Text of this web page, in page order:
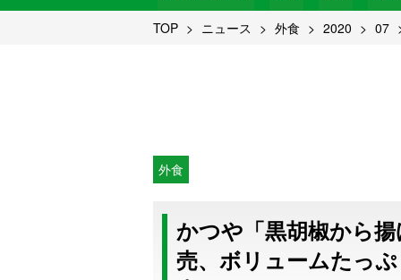
TOP ニュース 外食 2020 07
外食
かつや「黒胡椒から
売、ボリュームたっ